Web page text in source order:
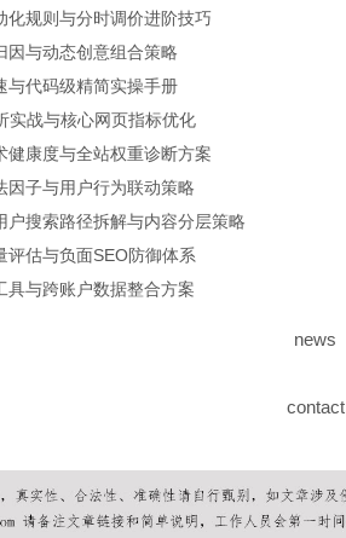
化规则与分时调价进阶技巧
因与动态创意组合策略
与代码级精简实操手册
实战与核心网页指标优化
健康度与全站权重诊断方案
因子与用户行为联动策略
户搜索路径拆解与内容分层策略
评估与负面SEO防御体系
具与跨账户数据整合方案
news
contact